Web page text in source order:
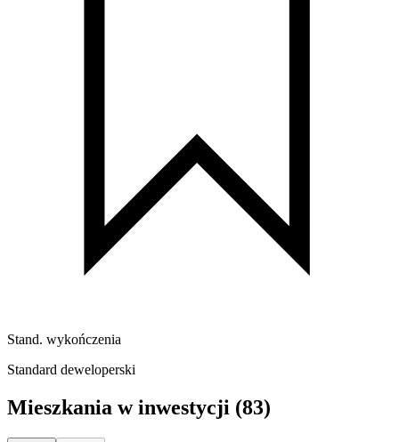
Stand. wykończenia
Standard deweloperski
Mieszkania w inwestycji (83)